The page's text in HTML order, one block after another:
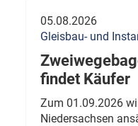
05.08.2026
Gleisbau- und
findet Käufer
Zum 01.09.2026
Niedersachsen